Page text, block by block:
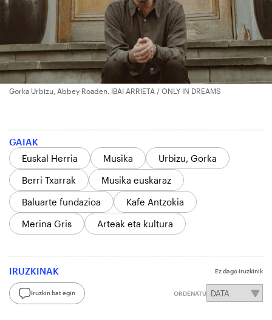
Gorka Urbizu, Abbey Roaden. IBAI ARRIETA / ONLY IN DREAMS
GAIAK
Euskal Herria
Musika
Urbizu, Gorka
Berri Txarrak
Musika euskaraz
Baluarte fundazioa
Kafe Antzokia
Merina Gris
Arteak eta kultura
IRUZKINAK Ez dago iruzkinik
Iruzkin bat egin ORDENATU